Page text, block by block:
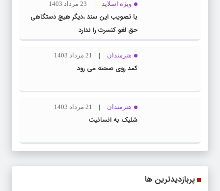
ویژه اسلاید 23 مرداد 1403
با تصویب این سند ،دیگر هیچ دستگاهی
حق لغو کنسرت را ندارد
هنرمندان 21 مرداد 1403
کمد روی صحنه می رود
هنرمندان 21 مرداد 1403
شلیک به انسانیت
پربازدیدترین ها